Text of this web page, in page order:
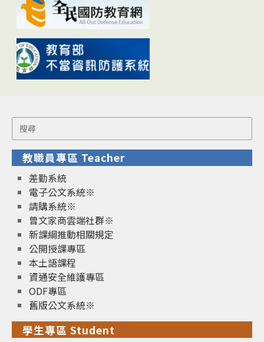
Search
for:
教職員專區 Teacher
差勤系統
電子公文系統※
請購系統※
曾文家商雲端社群※
新課綱推動相關規定
公開授課專區
本土語課程
資通安全維護專區
ODF專區
舊版公文系統※
學生專區 Student